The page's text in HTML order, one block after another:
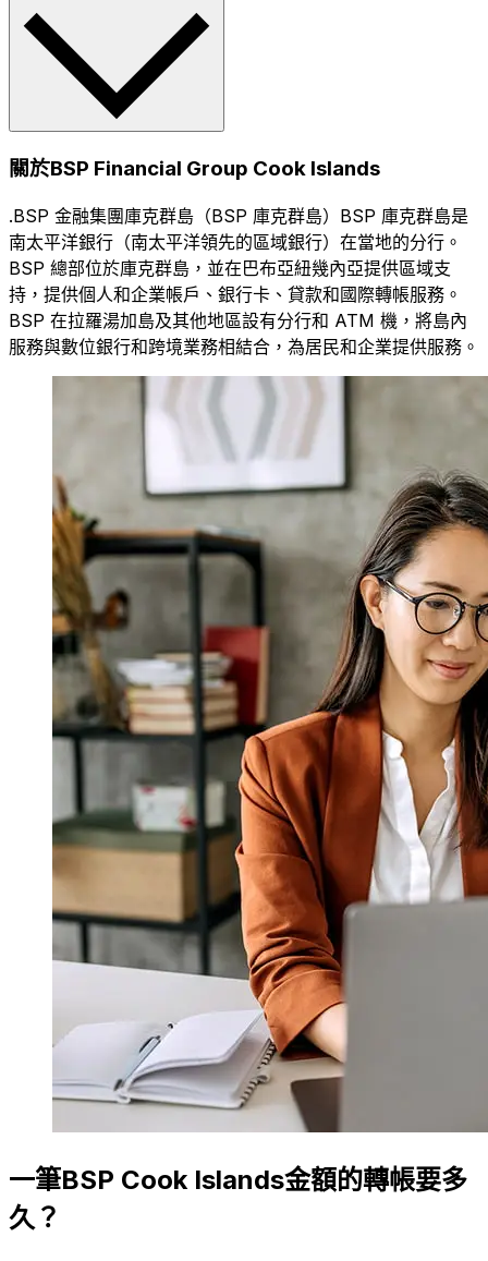
關於BSP Financial Group Cook Islands
.BSP 金融集團庫克群島（BSP 庫克群島）BSP 庫克群島是
南太平洋銀行（南太平洋領先的區域銀行）在當地的分行。
BSP 總部位於庫克群島，並在巴布亞紐幾內亞提供區域支
持，提供個人和企業帳戶、銀行卡、貸款和國際轉帳服務。
BSP 在拉羅湯加島及其他地區設有分行和 ATM 機，將島內
服務與數位銀行和跨境業務相結合，為居民和企業提供服務。
一筆BSP Cook Islands金額的轉帳要多
久？